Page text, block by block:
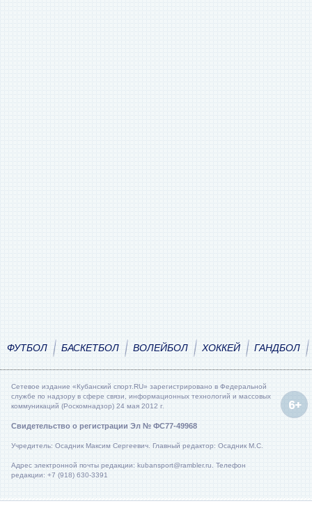
ФУТБОЛ БАСКЕТБОЛ ВОЛЕЙБОЛ ХОККЕЙ ГАНДБОЛ
Сетевое издание «Кубанский спорт.RU» зарегистрировано в Федеральной
службе по надзору в сфере связи, информационных технологий и массовых
коммуникаций (Роскомнадзор) 24 мая 2012 г.
Свидетельство о регистрации Эл № ФС77-49968
Учредитель: Осадник Максим Сергеевич. Главный редактор: Осадник М.С.
Адрес электронной почты редакции: kubansport@rambler.ru. Телефон
редакции: +7 (918) 630-3391